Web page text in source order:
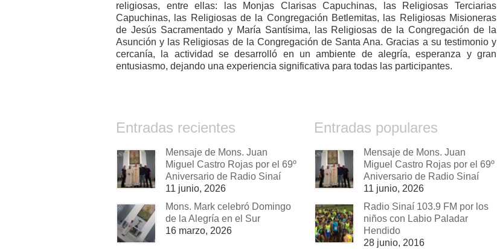
religiosas, entre ellas: las Monjas Clarisas Capuchinas, las Religiosas Terciarias
Capuchinas, las Religiosas de la Congregación Betlemitas, las Religiosas Misioneras
de Jesús Sacramentado y María Santísima, las Religiosas de la Congregación de la
Asunción y las Religiosas de la Congregación de Santa Ana. Gracias a su testimonio y
cercanía, la actividad se desarrolló en un ambiente de alegría, esperanza y gran
entusiasmo, dejando una experiencia significativa para todas las participantes.
Entradas recientes
Mensaje de Mons. Juan
Miguel Castro Rojas por el 69º
Aniversario de Radio Sinaí
11 junio, 2026
Mons. Mark celebró Domingo
de la Alegría en el Sur
16 marzo, 2026
Entradas populares
Mensaje de Mons. Juan
Miguel Castro Rojas por el 69º
Aniversario de Radio Sinaí
11 junio, 2026
Radio Sinaí 103.9 FM por los
niños con Labio Paladar
Hendido
28 junio, 2016